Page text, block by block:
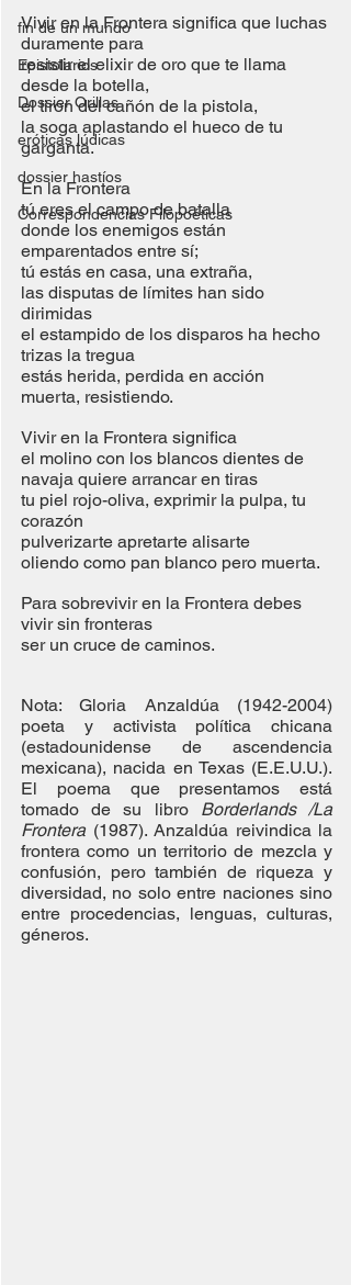
fin de un mundo
Epistolarios
Dossier Orillas
eróticas lúdicas
dossier hastíos
Correspondencias Filopoéticas
Vivir en la Frontera significa que luchas
duramente para
resistir el elixir de oro que te llama
desde la botella,
el tirón del cañón de la pistola,
la soga aplastando el hueco de tu
garganta.
En la Frontera
tú eres el campo de batalla
donde los enemigos están
emparentados entre sí;
tú estás en casa, una extraña,
las disputas de límites han sido
dirimidas
el estampido de los disparos ha hecho
trizas la tregua
estás herida, perdida en acción
muerta, resistiendo.
Vivir en la Frontera significa
el molino con los blancos dientes de
navaja quiere arrancar en tiras
tu piel rojo-oliva, exprimir la pulpa, tu
corazón
pulverizarte apretarte alisarte
oliendo como pan blanco pero muerta.
Para sobrevivir en la Frontera debes
vivir sin fronteras
ser un cruce de caminos.
Nota: Gloria Anzaldúa (1942-2004)
poeta y activista política chicana
(estadounidense de ascendencia
mexicana), nacida en Texas (E.E.U.U.).
El poema que presentamos está
tomado de su libro Borderlands /La
Frontera (1987). Anzaldúa reivindica la
frontera como un territorio de mezcla y
confusión, pero también de riqueza y
diversidad, no solo entre naciones sino
entre procedencias, lenguas, culturas,
géneros.